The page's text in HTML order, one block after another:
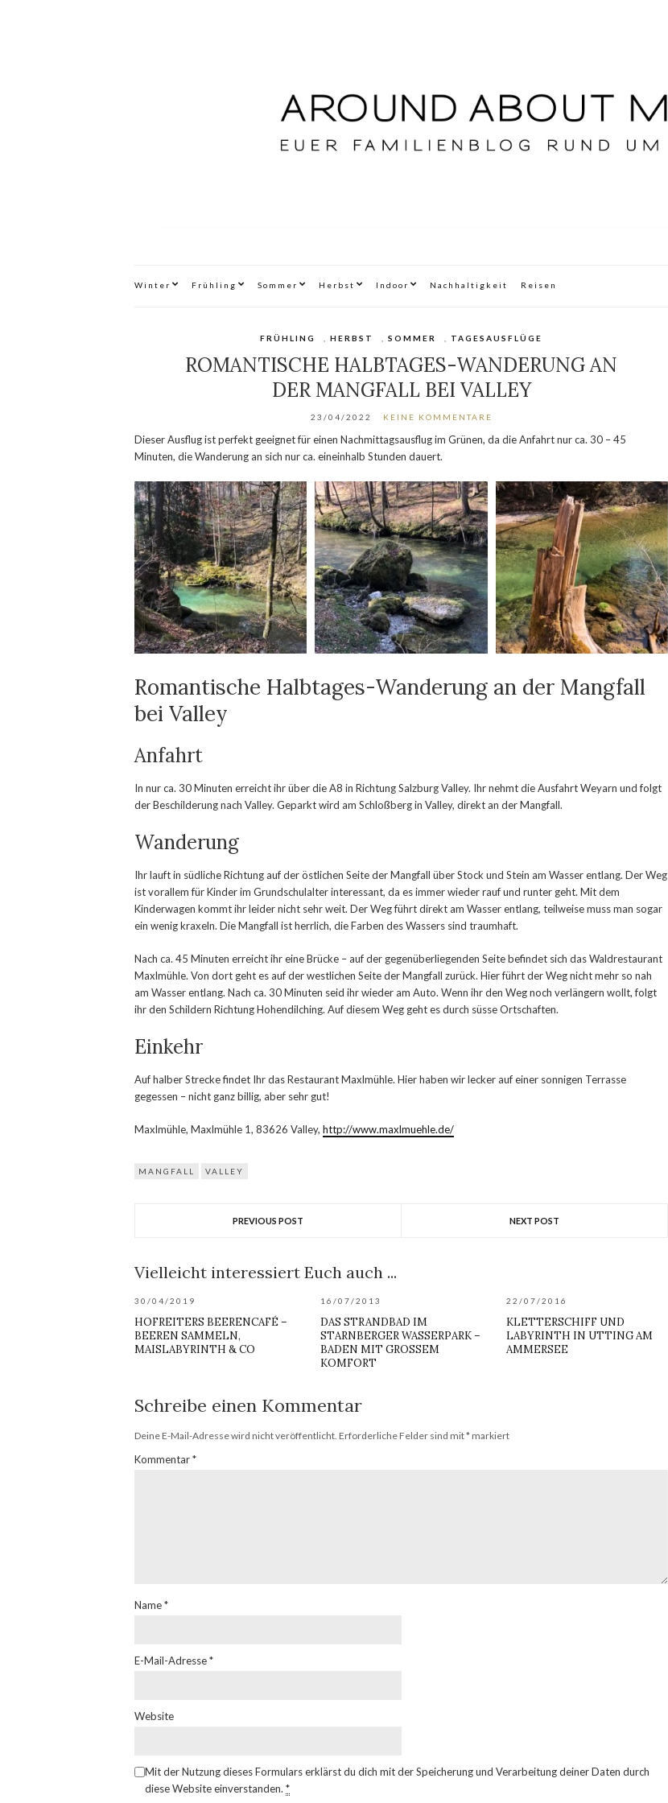
Winter Frühling Sommer Herbst Indoor Nachhaltigkeit Reisen
FRÜHLING ,HERBST ,SOMMER TAGESAUSFLÜGE
ROMANTISCHE HALBTAGES-WANDERUNG AN
DER MANGFALL BEI VALLEY
23/04/2022 KEINE KOMMENTARE
Dieser Ausflug ist perfekt geeignet für einen Nachmittagsausflug im Grünen, da die Anfahrt nur ca. 30 – 45
Minuten, die Wanderung an sich nur ca. eineinhalb Stunden dauert.
Romantische Halbtages-Wanderung an der Mangfall
bei Valley
Anfahrt
In nur ca. 30 Minuten erreicht ihr über die A8 in Richtung Salzburg Valley. Ihr nehmt die Ausfahrt Weyarn und folgt
der Beschilderung nach Valley. Geparkt wird am Schloßberg in Valley, direkt an der Mangfall.
Wanderung
Ihr lauft in südliche Richtung auf der östlichen Seite der Mangfall über Stock und Stein am Wasser entlang. Der Weg
ist vorallem für Kinder im Grundschulalter interessant, da es immer wieder rauf und runter geht. Mit dem
Kinderwagen kommt ihr leider nicht sehr weit. Der Weg führt direkt am Wasser entlang, teilweise muss man sogar
ein wenig kraxeln. Die Mangfall ist herrlich, die Farben des Wassers sind traumhaft.
Nach ca. 45 Minuten erreicht ihr eine Brücke – auf der gegenüberliegenden Seite befindet sich das Waldrestaurant
Maxlmühle. Von dort geht es auf der westlichen Seite der Mangfall zurück. Hier führt der Weg nicht mehr so nah
am Wasser entlang. Nach ca. 30 Minuten seid ihr wieder am Auto. Wenn ihr den Weg noch verlängern wollt, folgt
ihr den Schildern Richtung Hohendilching. Auf diesem Weg geht es durch süsse Ortschaften.
Einkehr
Auf halber Strecke findet Ihr das Restaurant Maxlmühle. Hier haben wir lecker auf einer sonnigen Terrasse
gegessen – nicht ganz billig, aber sehr gut!
Maxlmühle, Maxlmühle 1, 83626 Valley, http://www.maxlmuehle.de/
MANGFALL VALLEY
PREVIOUS POST NEXT POST
Vielleicht interessiert Euch auch ...
30/04/2019
HOFREITERS BEERENCAFÉ –
BEEREN SAMMELN,
MAISLABYRINTH & CO
16/07/2013
DAS STRANDBAD IM
STARNBERGER WASSERPARK –
BADEN MIT GROSSEM K
OMFORT
22/07/2016
KLETTERSCHIFF UND
LABYRINTH IN UTTING AM
AMMERSEE
Schreibe einen Kommentar
Deine E-Mail-Adresse wird nicht veröffentlicht. Erforderliche Felder sind mit*markiert
Kommentar*
Name*
E-Mail-Adresse*
Website
Mit der Nutzung dieses Formulars erklärst du dich mit der Speicherung und Verarbeitung deiner Daten durch
diese Website einverstanden. *